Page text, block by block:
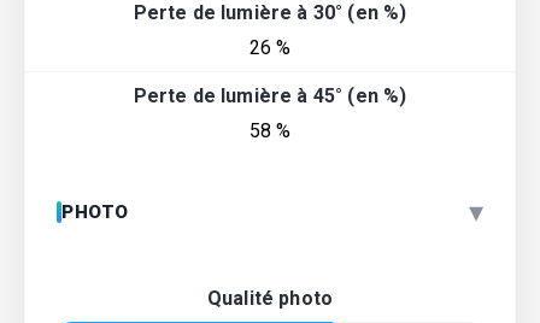
Perte de lumière à 30° (en %)
26 %
Perte de lumière à 45° (en %)
58 %
PHOTO ▾
Qualité photo